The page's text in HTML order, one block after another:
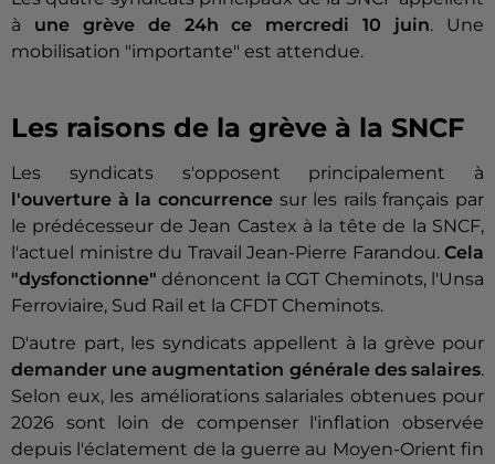
à une grève de 24h ce mercredi 10 juin. Une
mobilisation "importante" est attendue.
Les raisons de la grève à la SNCF
Les syndicats s'opposent principalement à
l'ouverture à la concurrencesur les rails français par
le prédécesseur de Jean Castex à la tête de la SNCF,
l'actuel ministre du Travail Jean-Pierre Farandou. Cela
"dysfonctionne" dénoncent la CGT Cheminots, l'Unsa
Ferroviaire, Sud Rail et la CFDT Cheminots.
D'autre part, les syndicats appellent à la grève pour
demander une augmentation générale des salaires.
Selon eux, les améliorations salariales obtenues pour
2026 sont loin de compenser l'inflation observée
depuis l'éclatement de la guerre au Moyen-Orient fin